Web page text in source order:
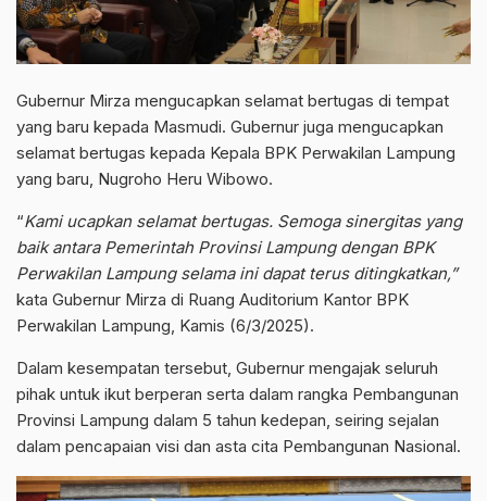
Gubernur Mirza mengucapkan selamat bertugas di tempat
yang baru kepada Masmudi. Gubernur juga mengucapkan
selamat bertugas kepada Kepala BPK Perwakilan Lampung
yang baru, Nugroho Heru Wibowo.
“Kami ucapkan selamat bertugas. Semoga sinergitas yang
baik antara Pemerintah Provinsi Lampung dengan BPK
Perwakilan Lampung selama ini dapat terus ditingkatkan,”
kata Gubernur Mirza di Ruang Auditorium Kantor BPK
Perwakilan Lampung, Kamis (6/3/2025).
Dalam kesempatan tersebut, Gubernur mengajak seluruh
pihak untuk ikut berperan serta dalam rangka Pembangunan
Provinsi Lampung dalam 5 tahun kedepan, seiring sejalan
dalam pencapaian visi dan asta cita Pembangunan Nasional.